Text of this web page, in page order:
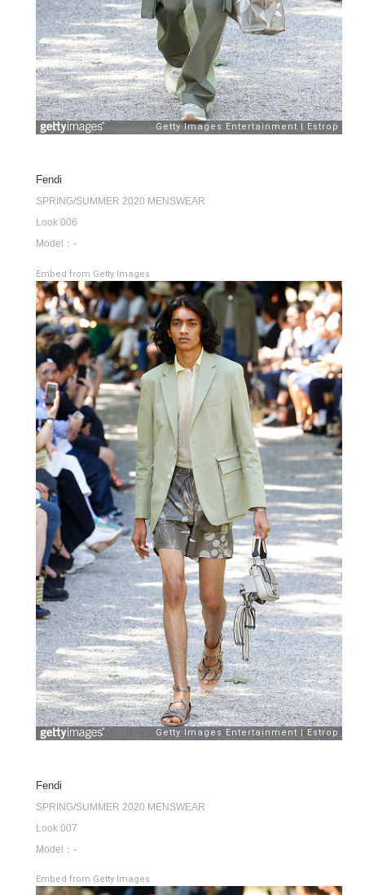
Fendi
SPRING/SUMMER 2020 MENSWEAR
Look 006
Model：-
Embed from Getty Images
Fendi
SPRING/SUMMER 2020 MENSWEAR
Look 007
Model：-
Embed from Getty Images